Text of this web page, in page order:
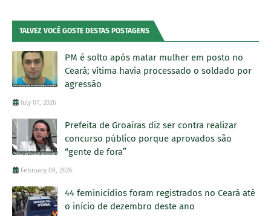
TALVEZ VOCÊ GOSTE DESTAS POSTAGENS
PM é solto após matar mulher em posto no
Ceará; vítima havia processado o soldado por
agressão
July 07, 2026
Prefeita de Groaíras diz ser contra realizar
concurso público porque aprovados são
“gente de fora”
February 09, 2026
44 feminicídios foram registrados no Ceará até
o início de dezembro deste ano